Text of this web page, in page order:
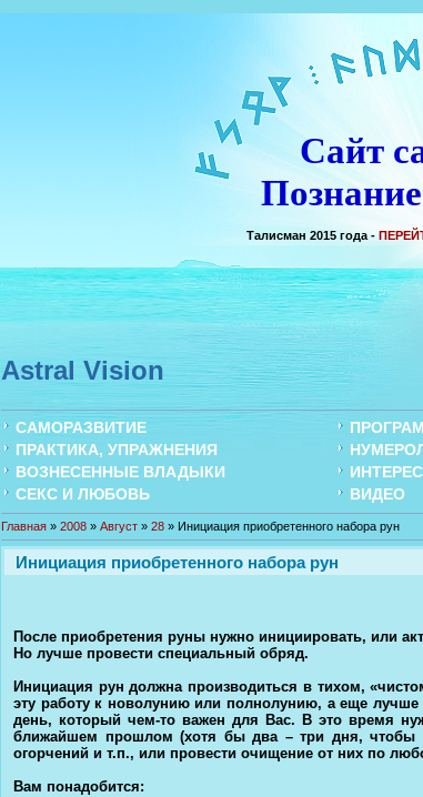
Сайт
Талисман 2015 года -
Astral Vision
САМОРАЗВИТИЕ
ПРАКТИКА, УПРАЖНЕНИЯ
ВОЗНЕСЕННЫЕ ВЛАДЫКИ
СЕКС И ЛЮБОВЬ
ВИДЕО
Главная » 2008 » Август » 28 » Инициация приобретенного набора рун
Инициация приобретенного набора рун
После приобретения руны нужно инициировать, или
Но лучше провести специальный обряд.
Инициация рун должна производиться в тихом,
эту работу к новолунию или полнолунию, а еще
день, который чем-то важен для Вас. В это время
ближайшем прошлом (хотя бы два – три дня, чтобы
огорчений и т.п., или провести очищение от них по
Вам понадобится: